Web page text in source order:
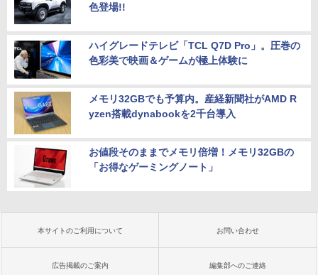
色登場!!
ハイグレードテレビ「TCL Q7D Pro」。圧巻の
色彩美で映画＆ゲームが極上体験に
メモリ32GBでも予算内。産経新聞社がAMD R
yzen搭載dynabookを2千台導入
お値段そのままでメモリ倍増！メモリ32GBの
「お得なゲーミングノート」
本サイトのご利用について お問い合わせ
広告掲載のご案内 編集部へのご連絡